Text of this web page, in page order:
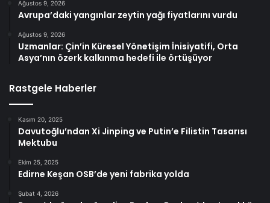
Ağustos 9, 2026
Avrupa’daki yangınlar zeytin yağı fiyatlarını vurdu
Ağustos 9, 2026
Uzmanlar: Çin’in Küresel Yönetişim İnisiyatifi, Orta
Asya’nın özerk kalkınma hedefi ile örtüşüyor
Rastgele Haberler
Kasım 20, 2025
Davutoğlu’ndan Xi Jinping ve Putin’e Filistin Tasarısı
Mektubu
Ekim 25, 2025
Edirne Keşan OSB’de yeni fabrika yolda
Şubat 4, 2026